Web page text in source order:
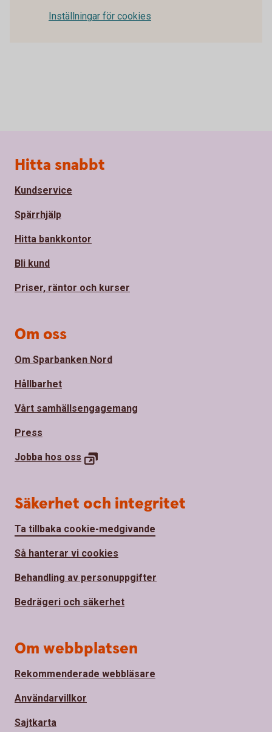
Inställningar för cookies
Sidfot
Hitta snabbt
Kundservice
Spärrhjälp
Hitta bankkontor
Bli kund
Priser, räntor och kurser
Om oss
Om Sparbanken Nord
Hållbarhet
Vårt samhällsengagemang
Press
Jobba hos oss
Säkerhet och integritet
Ta tillbaka cookie-medgivande
Så hanterar vi cookies
Behandling av personuppgifter
Bedrägeri och säkerhet
Om webbplatsen
Rekommenderade webbläsare
Användarvillkor
Sajtkarta